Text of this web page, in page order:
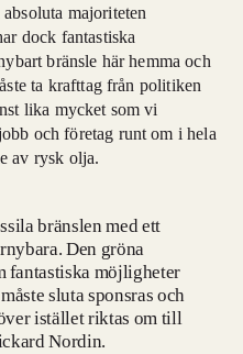
majoriteten
dock fantastiska
bränsle här hemma och
ta krafttag från politiken
lika mycket som vi
och företag runt om i hela
av rysk olja.
bränslen med ett
Den gröna
fantastiska möjligheter
sluta sponsras och
istället riktas om till
Nordin.